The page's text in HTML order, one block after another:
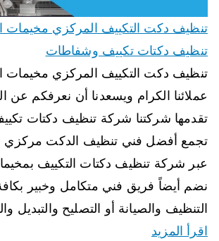
تنظيف دكتات تكييف وشفاطات
تنظيف دكت التكييف المركزي مخيمات
عملائنا الكرام ويسعدنا أن نعرفكم عن
تقدمها شركتنا شركة تنظيف دكتات
تجمع أفضل فني تنظيف الدكت مركزي
عبر شركة تنظيف دكتات التكييف
نضم أيضاً فريق فني متكامل وخبير
التنظيف والصيانة أو التصليح والتبديل
اقرأ المزيد